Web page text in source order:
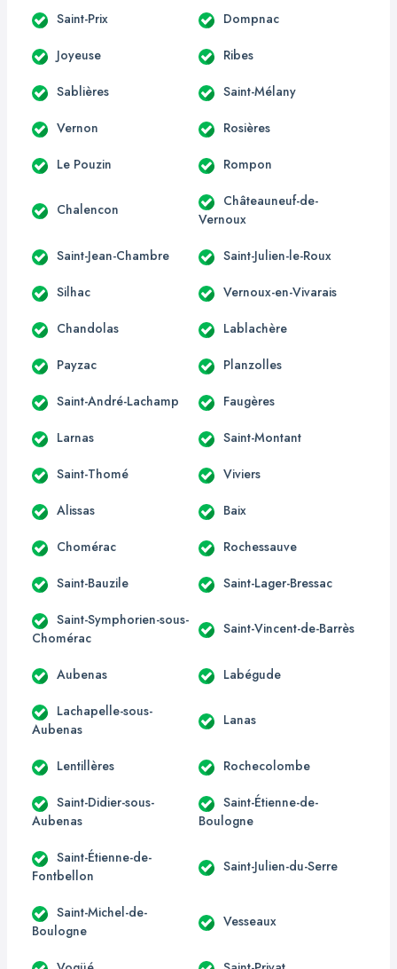
Saint-Prix Dompnac
Joyeuse Ribes
Sablières Saint-Mélany
Vernon Rosières
Le Pouzin Rompon
Chalencon
Châteauneuf-de-
Vernoux
Saint-Jean-Chambre Saint-Julien-le-Roux
Silhac Vernoux-en-Vivarais
Chandolas Lablachère
Payzac Planzolles
Saint-André-Lachamp Faugères
Larnas Saint-Montant
Saint-Thomé Viviers
Alissas Baix
Chomérac Rochessauve
Saint-Bauzile Saint-Lager-Bressac
Saint-Symphorien-sous-
Chomérac
Saint-Vincent-de-Barrès
Aubenas Labégude
Lachapelle-sous-
Aubenas
Lanas
Lentillères Rochecolombe
Saint-Didier-sous-
Aubenas
Saint-Étienne-de-
Boulogne
Saint-Étienne-de-
Fontbellon
Saint-Julien-du-Serre
Saint-Michel-de-
Boulogne
Vesseaux